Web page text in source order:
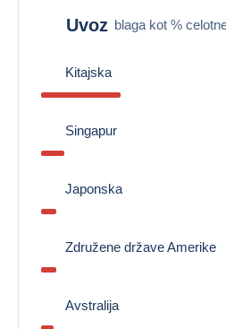
Uvoz blaga kot %
Kitajska
Singapur
Japonska
Združene države Amerike
Avstralija